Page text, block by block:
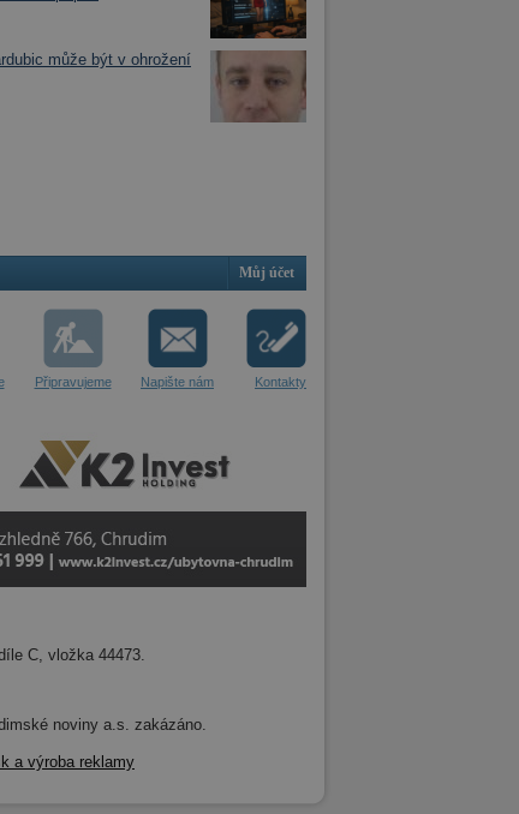
může být v ohrožení
Můj účet
Připravujeme Napište nám Kontakty
C, vložka 44473.
noviny a.s. zakázáno.
a výroba reklamy